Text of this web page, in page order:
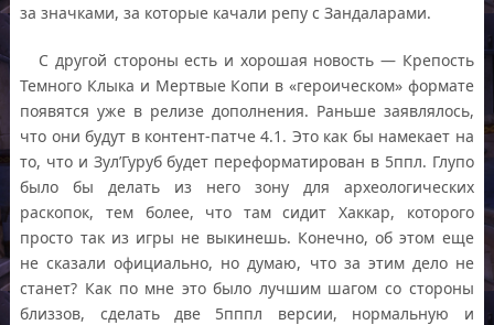
за значками, за которые качали репу с Зандаларами.
С другой стороны есть и хорошая новость — Крепость
Темного Клыка и Мертвые Копи в «героическом» формате
появятся уже в релизе дополнения. Раньше заявлялось,
что они будут в контент-патче 4.1. Это как бы намекает на
то, что и Зул’Гуруб будет переформатирован в 5ппл. Глупо
было бы делать из него зону для археологических
раскопок, тем более, что там сидит Хаккар, которого
просто так из игры не выкинешь. Конечно, об этом еще
не сказали официально, но думаю, что за этим дело не
станет? Как по мне это было лучшим шагом со стороны
близзов, сделать две 5пппл версии, нормальную и